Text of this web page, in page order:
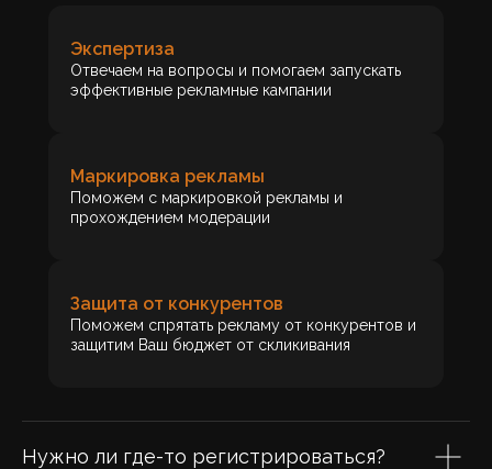
Экспертиза
Отвечаем на вопросы и помогаем запускать
эффективные рекламные кампании
Маркировка рекламы
Поможем с маркировкой рекламы и
прохождением модерации
Защита от конкурентов
Поможем спрятать рекламу от конкурентов и
защитим Ваш бюджет от скликивания
Нужно ли где-то регистрироваться?